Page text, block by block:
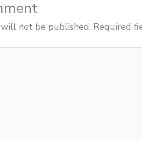
not be published. Required